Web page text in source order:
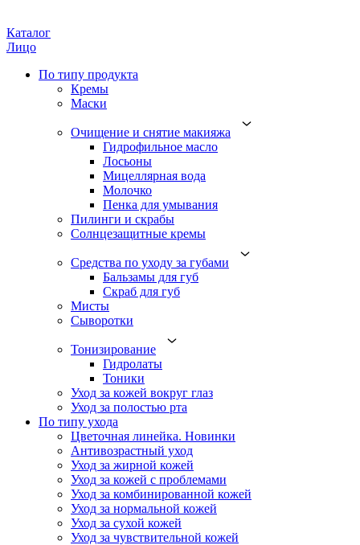
Каталог
Лицо
По типу продукта
Кремы
Маски
Очищение и снятие макияжа
Гидрофильное масло
Лосьоны
Мицеллярная вода
Молочко
Пенка для умывания
Пилинги и скрабы
Солнцезащитные кремы
Средства по уходу за губами
Бальзамы для губ
Скраб для губ
Мисты
Сыворотки
Тонизирование
Гидролаты
Тоники
Уход за кожей вокруг глаз
Уход за полостью рта
По типу ухода
Цветочная линейка. Новинки
Антивозрастный уход
Уход за жирной кожей
Уход за кожей с проблемами
Уход за комбинированной кожей
Уход за нормальной кожей
Уход за сухой кожей
Уход за чувствительной кожей